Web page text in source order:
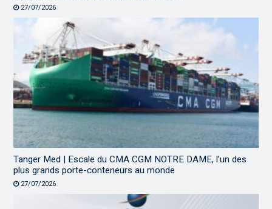
27/07/2026
Tanger Med | Escale du CMA CGM NOTRE DAME, l’un des
plus grands porte-conteneurs au monde
27/07/2026